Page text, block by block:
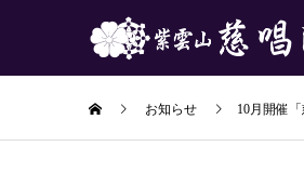
お知らせ 10月開催